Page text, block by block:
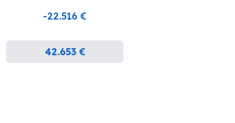
-22.516 €
42.653 €